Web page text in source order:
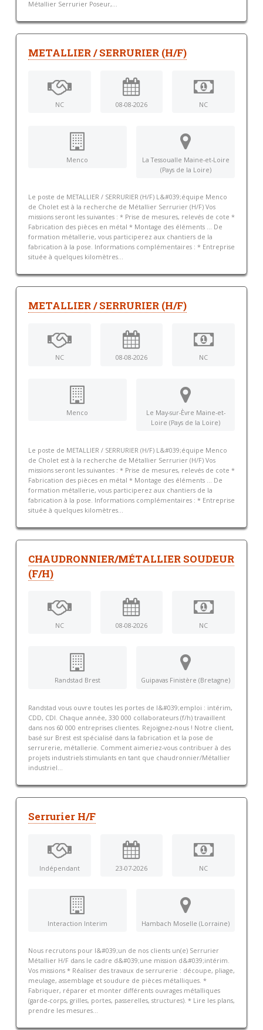
Métallier Serrurier Poseur,...
METALLIER / SERRURIER (H/F)
NC 08-08-2026 NC
Menco
La Tessoualle Maine-et-Loire
(Pays de la Loire)
Le poste de METALLIER / SERRURIER (H/F) L&#039;équipe Menco
de Cholet est à la recherche de Métallier Serrurier (H/F) Vos
missions seront les suivantes : * Prise de mesures, relevés de cote *
Fabrication des pièces en métal * Montage des éléments … De
formation métallerie, vous participerez aux chantiers de la
fabrication à la pose. Informations complémentaires : * Entreprise
située à quelques kilomètres...
METALLIER / SERRURIER (H/F)
NC 08-08-2026 NC
Menco
Le May-sur-Èvre Maine-et-
Loire (Pays de la Loire)
Le poste de METALLIER / SERRURIER (H/F) L&#039;équipe Menco
de Cholet est à la recherche de Métallier Serrurier (H/F) Vos
missions seront les suivantes : * Prise de mesures, relevés de cote *
Fabrication des pièces en métal * Montage des éléments … De
formation métallerie, vous participerez aux chantiers de la
fabrication à la pose. Informations complémentaires : * Entreprise
située à quelques kilomètres...
CHAUDRONNIER/MÉTALLIER SOUDEUR
(F/H)
NC 08-08-2026 NC
Randstad Brest Guipavas Finistère (Bretagne)
Randstad vous ouvre toutes les portes de l&#039;emploi : intérim,
CDD, CDI. Chaque année, 330 000 collaborateurs (f/h) travaillent
dans nos 60 000 entreprises clientes. Rejoignez-nous ! Notre client,
basé sur Brest est spécialisé dans la fabrication et la pose de
serrurerie, métallerie. Comment aimeriez-vous contribuer à des
projets industriels stimulants en tant que chaudronnier/Métallier
industriel...
Serrurier H/F
Indépendant 23-07-2026 NC
Interaction Interim Hambach Moselle (Lorraine)
Nous recrutons pour l&#039;un de nos clients un(e) Serrurier
Métallier H/F dans le cadre d&#039;une mission d&#039;intérim.
Vos missions * Réaliser des travaux de serrurerie : découpe, pliage,
meulage, assemblage et soudure de pièces métalliques. *
Fabriquer, réparer et monter différents ouvrages métalliques
(garde-corps, grilles, portes, passerelles, structures). * Lire les plans,
prendre les mesures...